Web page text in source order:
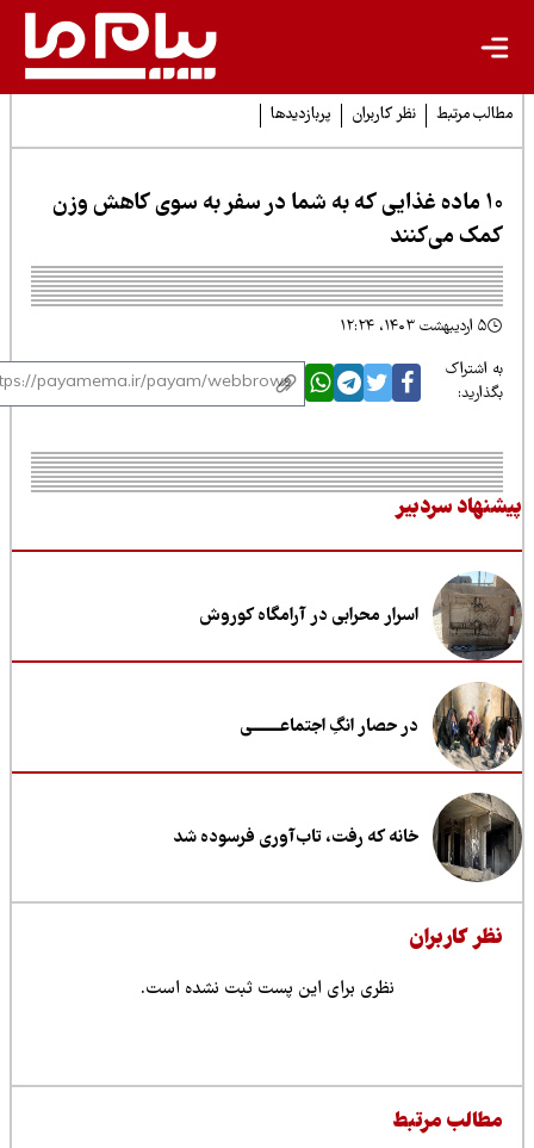
مرتبط نظر کاربران پربازدیدها
۱۰ ماده غذایی که به شما در سفر به سوی کاهش وزن
می‌کنند
اشتراک
سردبیر
اسرار محرابی در آرامگاه کوروش
در حصار انگِ اجتماعــــــــی
خانه که رفت، تاب‌آوری فرسوده شد
کاربران
نظری برای این پست ثبت نشده است.
مرتبط